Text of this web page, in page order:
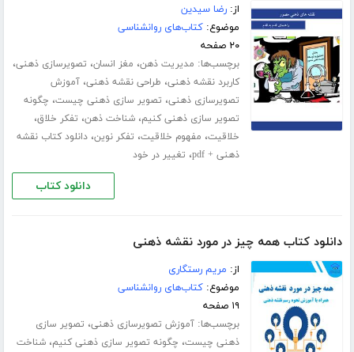
از:رضا سیدین
موضوع:کتاب‌های روانشناسی
۲۰ صفحه
برچسب‌ها: مدیریت ذهن، مغز انسان، تصویرسازی ذهنی،
کاربرد نقشه ذهنی، طراحی نقشه ذهنی،آموزش
تصویرسازی ذهنی، تصویر سازی ذهنی چیست، چگونه
تصویر سازی ذهنی کنیم،شناخت ذهن، تفکر خلاق،
خلاقیت، مفهوم خلاقیت، تفکر نوین،دانلود کتاب نقشه
ذهنی + pdf
، تغییر در خود
دانلود کتاب
دانلود کتاب همه چیز در مورد نقشه ذهنی
از: مریم رستگاری
موضوع:کتاب‌های روانشناسی
۱۹ صفحه
برچسب‌ها:آموزش تصویرسازی ذهنی، تصویر سازی
ذهنی چیست، چگونه تصویر سازی ذهنی کنیم،شناخت